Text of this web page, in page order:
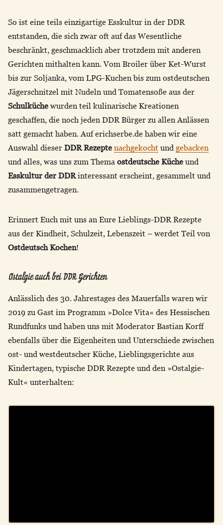
So ist eine teils einzigartige Esskultur in der DDR
entstanden, die sich zwar oft auf das Wesentliche
beschränkt, geschmacklich aber trotzdem mit anderen
Gerichten mithalten kann. Vom Broiler über Ket-Wurst
bis zur Soljanka, vom LPG-Kuchen bis zum ostdeutschen
Jägerschnitzel mit Nudeln und Tomatensoße aus der
Schulküche wurden teil kulinarische Kreationen
geschaffen, die noch jeden DDR Bürger zu allen Anlässen
satt gemacht haben. Auf erichserbe.de haben wir eine
Auswahl dieser DDR Rezepte nachgekocht und gebacken
und alles, was uns zum Thema ostdeutsche Küche und
Esskultur der DDRinteressant erscheint, gesammelt und
zusammengetragen.
Erinnert Euch mit uns an Eure Lieblings-DDR Rezepte
aus der Kindheit, Schulzeit, Lebenszeit – werdet Teil von
Ostdeutsch Kochen!
Ostalgie auch bei DDR Gerichten
Anlässlich des 30. Jahrestages des Mauerfalls waren wir
2019 zu Gast im Programm »Dolce Vita« des Hessischen
Rundfunks und haben uns mit Moderator Bastian Korff
ebenfalls über die Eigenheiten und Unterschiede zwischen
ost- und westdeutscher Küche, Lieblingsgerichte aus
Kindertagen, typische DDR Rezepte und den »Ostalgie-
Kult« unterhalten: